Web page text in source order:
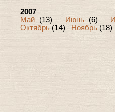
2007
Май (13) Июнь (6)
Октябрь (14) Ноябрь (18)